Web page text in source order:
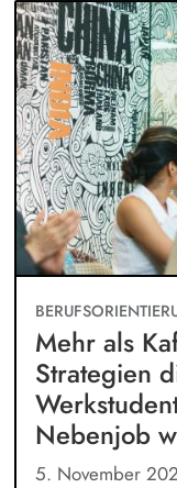
Mehr als
Strategien
Nebenjob
5. November